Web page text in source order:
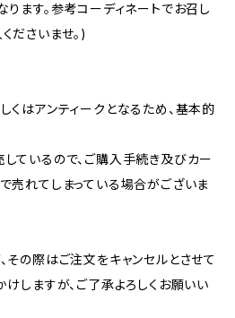
ります。参考コーディネートでお召し
ださいませ。)
くはアンティークとなるため、基本的
ているので、ご購入手続き及びカー
売れてしまっている場合がございま
その際はご注文をキャンセルとさせて
しますが、ご了承よろしくお願いい